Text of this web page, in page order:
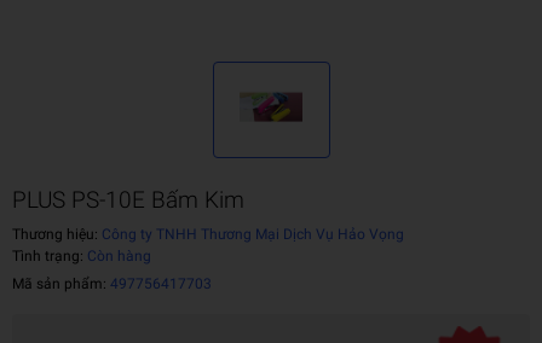
PLUS PS-10E Bấm Kim
Thương hiệu: Công ty TNHH Thương Mại Dịch Vụ Hảo Vọng
Tình trạng: Còn hàng
Mã sản phẩm: 497756417703